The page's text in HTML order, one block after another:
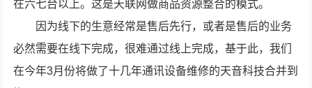
在六七台以上。这是天联网做商品资源整合的模式。
因为线下的生意经常是售后先行，或者是售后的业务
必然需要在线下完成，很难通过线上完成，基于此，我们
在今年3月份将做了十几年通讯设备维修的天音科技合并到